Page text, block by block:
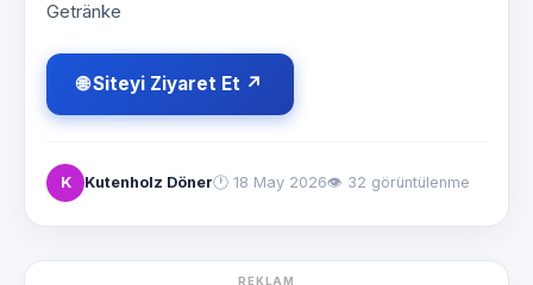
Getränke
🌐 Siteyi Ziyaret Et ↗
K Kutenholz Döner🕐 18 May 2026👁 32 görüntülenme
REKLAM